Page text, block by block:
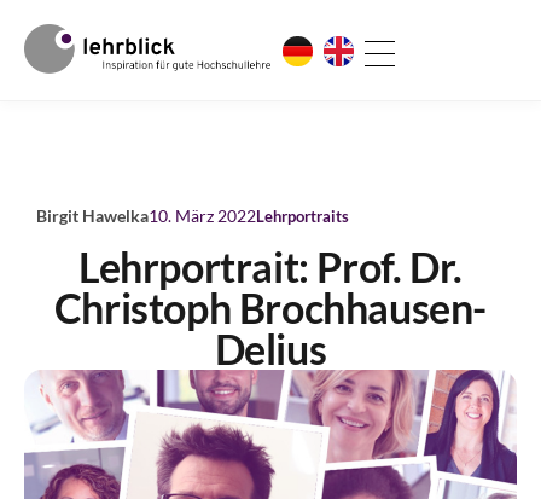
Birgit Hawelka10. März 2022Lehrportraits
Lehrportrait: Prof. Dr.
Christoph Brochhausen-
Delius